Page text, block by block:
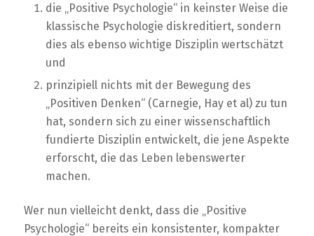
die „Positive Psychologie“ in keinster Weise die
klassische Psychologie diskreditiert, sondern
dies als ebenso wichtige Disziplin wertschätzt
und
prinzipiell nichts mit der Bewegung des
„Positiven Denken“ (Carnegie, Hay et al) zu tun
hat, sondern sich zu einer wissenschaftlich
fundierte Disziplin entwickelt, die jene Aspekte
erforscht, die das Leben lebenswerter
machen.
Wer nun vielleicht denkt, dass die „Positive
Psychologie“ bereits ein konsistenter, kompakter